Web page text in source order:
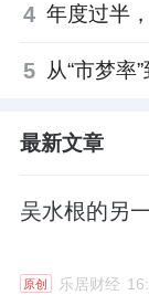
4 年度过半
5
最新文章
吴水根的另
原创 乐居财经